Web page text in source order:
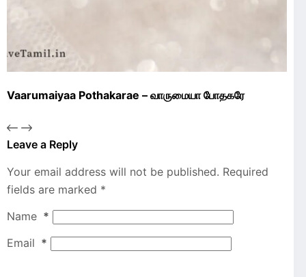
Vaarumaiyaa Pothakarae – வாருமையா போதகரே
Leave a Reply
Your email address will not be published. Required
fields are marked *
Name *
Email *